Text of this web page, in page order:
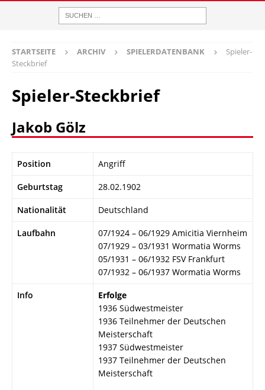
STARTSEITE ARCHIV SPIELERDATENBANK
Spieler-
Steckbrief
Spieler-Steckbrief
Jakob Gölz
Position Angriff
Geburtstag 28.02.1902
Nationalität Deutschland
Laufbahn
07/1924 – 06/1929 Amicitia Viernheim
07/1929 – 03/1931 Wormatia Worms
05/1931 – 06/1932 FSV Frankfurt
07/1932 – 06/1937 Wormatia Worms
Info
Erfolge
1936 Südwestmeister
1936 Teilnehmer der Deutschen
Meisterschaft
1937 Südwestmeister
1937 Teilnehmer der Deutschen
Meisterschaft